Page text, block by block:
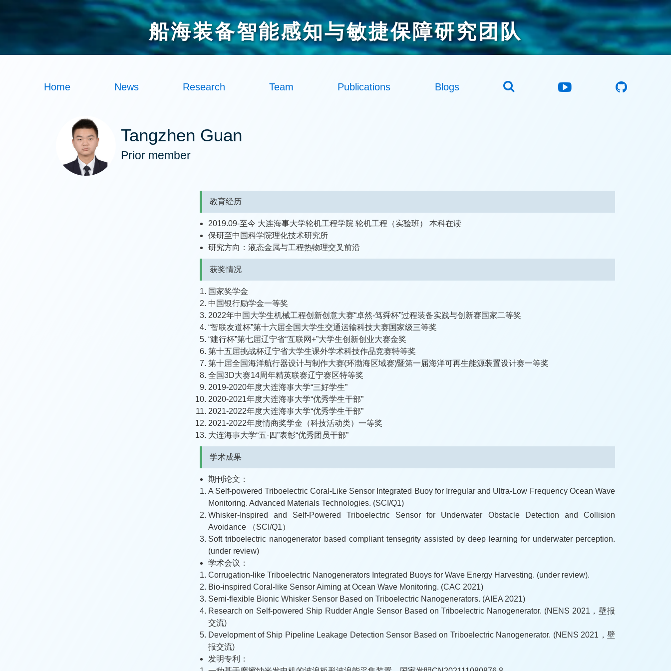
船海装备智能感知与敏捷保障研究团队
Home News Research Team Publications Blogs
Tangzhen Guan
Prior member
教育经历
2019.09-至今 大连海事大学轮机工程学院 轮机工程（实验班） 本科在读
保研至中国科学院理化技术研究所
研究方向：液态金属与工程热物理交叉前沿
获奖情况
国家奖学金
中国银行励学金一等奖
2022年中国大学生机械工程创新创意大赛“卓然-笃舜杯”过程装备实践与创新赛国家二等奖
“智联友道杯”第十六届全国大学生交通运输科技大赛国家级三等奖
“建行杯”第七届辽宁省“互联网+”大学生创新创业大赛金奖
第十五届挑战杯辽宁省大学生课外学术科技作品竞赛特等奖
第十届全国海洋航行器设计与制作大赛(环渤海区域赛)暨第一届海洋可再生能源装置设计赛一等奖
全国3D大赛14周年精英联赛辽宁赛区特等奖
2019-2020年度大连海事大学“三好学生”
2020-2021年度大连海事大学“优秀学生干部”
2021-2022年度大连海事大学“优秀学生干部”
2021-2022年度情商奖学金（科技活动类）一等奖
大连海事大学“五·四”表彰“优秀团员干部”
学术成果
期刊论文：
A Self-powered Triboelectric Coral-Like Sensor Integrated Buoy for Irregular and Ultra-Low Frequency Ocean Wave
Monitoring. Advanced Materials Technologies. (SCI/Q1)
Whisker-Inspired and Self-Powered Triboelectric Sensor for Underwater Obstacle Detection and Collision
Avoidance （SCI/Q1）
Soft triboelectric nanogenerator based compliant tensegrity assisted by deep learning for underwater perception.
(under review)
学术会议：
Corrugation-like Triboelectric Nanogenerators Integrated Buoys for Wave Energy Harvesting. (under review).
Bio-inspired Coral-like Sensor Aiming at Ocean Wave Monitoring. (CAC 2021)
Semi-flexible Bionic Whisker Sensor Based on Triboelectric Nanogenerators. (AIEA 2021)
Research on Self-powered Ship Rudder Angle Sensor Based on Triboelectric Nanogenerator. (NENS 2021，壁报
交流)
Development of Ship Pipeline Leakage Detection Sensor Based on Triboelectric Nanogenerator. (NENS 2021，壁
报交流)
发明专利：